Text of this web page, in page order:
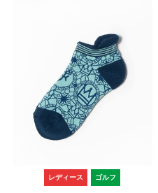
レディース ゴルフ